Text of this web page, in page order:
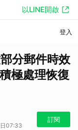
以LINE開啟
登入
分郵件時效
極處理恢復
07:33
訂閱